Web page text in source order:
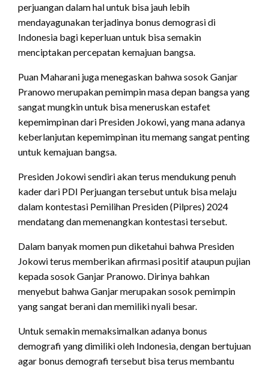
perjuangan dalam hal untuk bisa jauh lebih
mendayagunakan terjadinya bonus demograsi di
Indonesia bagi keperluan untuk bisa semakin
menciptakan percepatan kemajuan bangsa.
Puan Maharani juga menegaskan bahwa sosok Ganjar
Pranowo merupakan pemimpin masa depan bangsa yang
sangat mungkin untuk bisa meneruskan estafet
kepemimpinan dari Presiden Jokowi, yang mana adanya
keberlanjutan kepemimpinan itu memang sangat penting
untuk kemajuan bangsa.
Presiden Jokowi sendiri akan terus mendukung penuh
kader dari PDI Perjuangan tersebut untuk bisa melaju
dalam kontestasi Pemilihan Presiden (Pilpres) 2024
mendatang dan memenangkan kontestasi tersebut.
Dalam banyak momen pun diketahui bahwa Presiden
Jokowi terus memberikan afirmasi positif ataupun pujian
kepada sosok Ganjar Pranowo. Dirinya bahkan
menyebut bahwa Ganjar merupakan sosok pemimpin
yang sangat berani dan memiliki nyali besar.
Untuk semakin memaksimalkan adanya bonus
demografi yang dimiliki oleh Indonesia, dengan bertujuan
agar bonus demografi tersebut bisa terus membantu